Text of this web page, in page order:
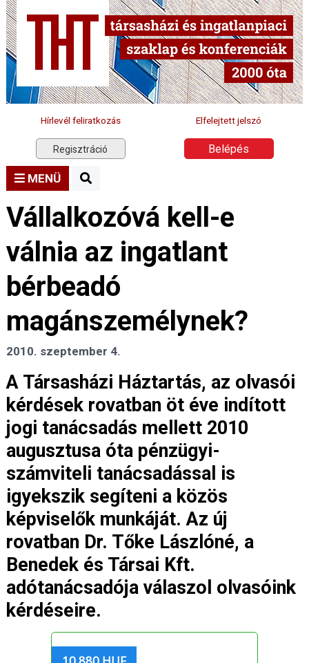
Hírlevél feliratkozás Elfelejtett jelszó
Regisztráció Belépés
MENÜ
Vállalkozóvá kell-e
válnia az ingatlant
bérbeadó
magánszemélynek?
2010. szeptember 4.
A Társasházi Háztartás, az olvasói
kérdések rovatban öt éve indított
jogi tanácsadás mellett 2010
augusztusa óta pénzügyi-
számviteli tanácsadással is
igyekszik segíteni a közös
képviselők munkáját. Az új
rovatban Dr. Tőke Lászlóné, a
Benedek és Társai Kft.
adótanácsadója válaszol olvasóink
kérdéseire.